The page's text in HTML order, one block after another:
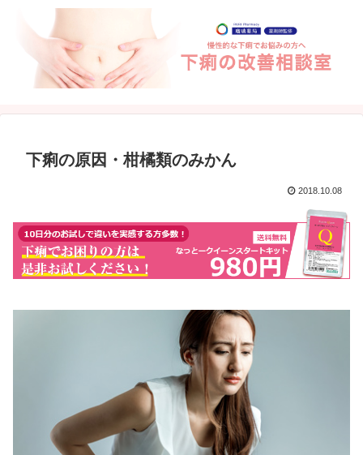
下痢の原因・柑橘類のみかん
2018.10.08